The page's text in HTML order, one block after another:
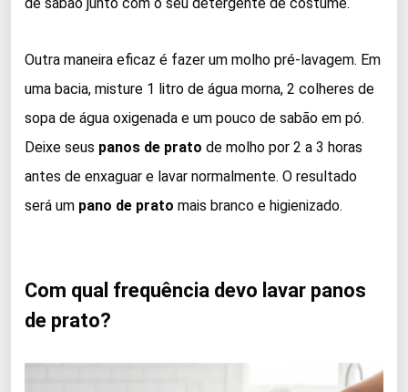
Outra maneira eficaz é fazer um molho pré-lavagem. Em
uma bacia, misture 1 litro de água morna, 2 colheres de
sopa de água oxigenada e um pouco de sabão em pó.
Deixe seus panos de prato de molho por 2 a 3 horas
antes de enxaguar e lavar normalmente. O resultado
será um pano de prato mais branco e higienizado.
Com qual frequência devo lavar panos
de prato?